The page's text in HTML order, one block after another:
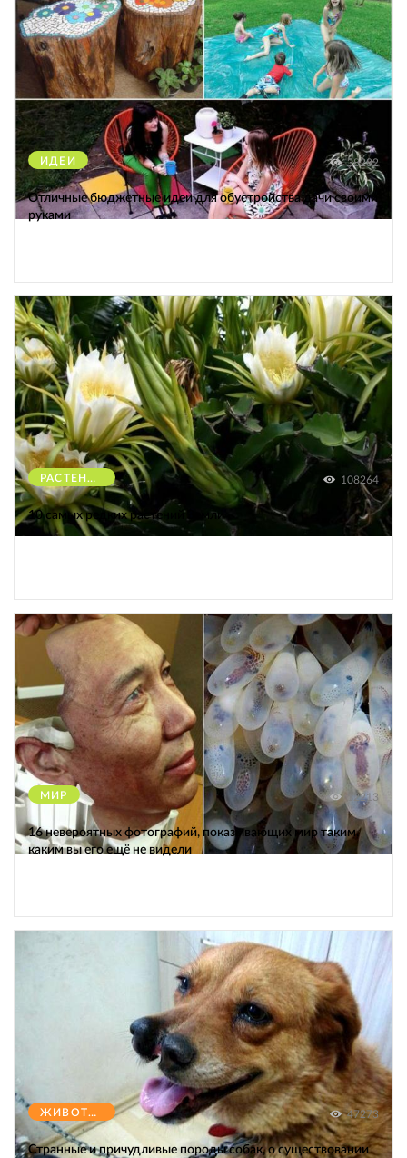
ИДЕИ 38282
Отличные бюджетные идеи для обустройства дачи своими
руками
РАСТЕНИЯ 108264
10 самых редких растений Земли
МИР 12213
16 невероятных фотографий, показывающих мир таким,
каким вы его ещё не видели
ЖИВОТНЫЕ 47273
Странные и причудливые породы собак, о существовании